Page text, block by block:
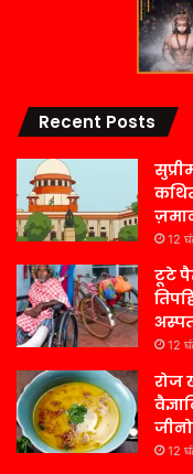
Recent Posts
12
टूटे
12
रोज
12